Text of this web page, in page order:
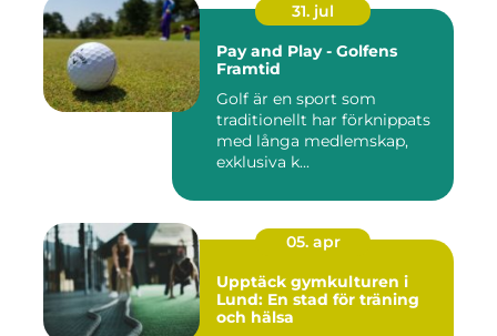
31. jul
Pay and Play - Golfens
Framtid
Golf är en sport som
traditionellt har förknippats
med långa medlemskap,
exklusiva k...
05. apr
Upptäck gymkulturen i
Lund: En stad för träning
och hälsa